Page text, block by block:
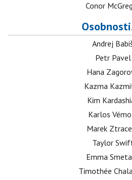
Conor
Andrej
Petr Pavel
Hana
Kazma
Kim
Karlos
Marek
Taylor
Emma
Timothée